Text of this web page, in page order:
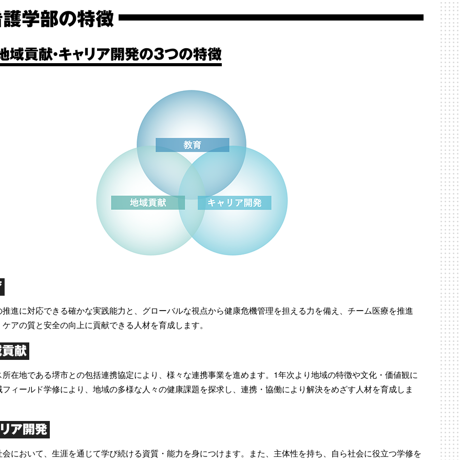
学部の特徴
域貢献・キャリア開発の3つの特徴
進に対応できる確かな実践能力と、グローバルな視点から健康危機管理を担える力を備え、チーム医療を推進
アの質と安全の向上に貢献できる人材を育成します。
献
在地である堺市との包括連携協定により、様々な連携事業を進めます。1年次より地域の特徴や文化・価値観に
ィールド学修により、地域の多様な人々の健康課題を探求し、連携・協働により解決をめざす人材を育成しま
ア開発
において、生涯を通じて学び続ける資質・能力を身につけます。また、主体性を持ち、自ら社会に役立つ学修を